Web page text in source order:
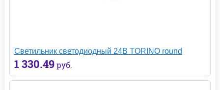
Светильник светодиодный 24В TORINO round
1 330.49 руб.